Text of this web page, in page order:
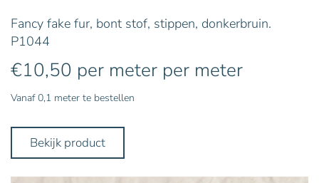
Fancy fake fur, bont stof, stippen, donkerbruin.
P1044
€10,50 per meter per meter
Vanaf 0,1 meter te bestellen
Bekijk product